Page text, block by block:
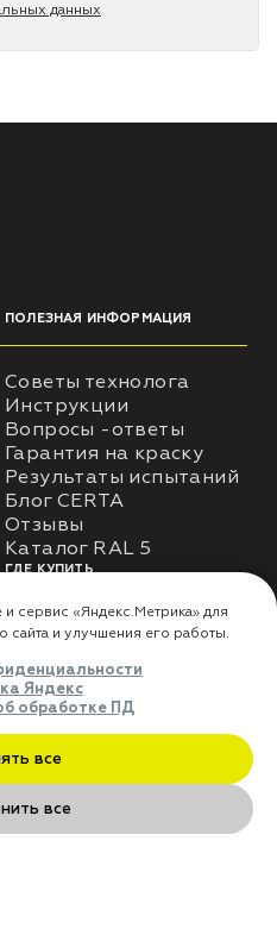
данных
ПОЛЕЗНАЯ ИНФОРМАЦИЯ
Советы технолога
Инструкции
Вопросы -ответы
Гарантия на краску
Результаты испытаний
Блог CERTA
Отзывы
Каталог RAL 5
ГДЕ КУПИТЬ
Доставка
Где купить